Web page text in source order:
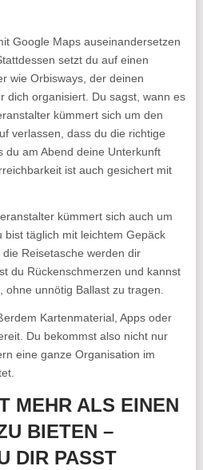
Google Maps auseinandersetzen
setzt du auf einen
wie Orbisways, der deinen
dich organisiert. Du sagst, wann es
kümmert sich um den
verlassen, dass du die richtige
du am Abend deine Unterkunft
ist auch gesichert mit
kümmert sich auch um
täglich mit leichtem Gepäck
Reisetasche werden dir
du Rückenschmerzen und kannst
ohne unnötig Ballast zu tragen.
Kartenmaterial, Apps oder
Du bekommst also nicht nur
eine ganze Organisation im
MEHR ALS EINEN
BIETEN –
DIR PASST